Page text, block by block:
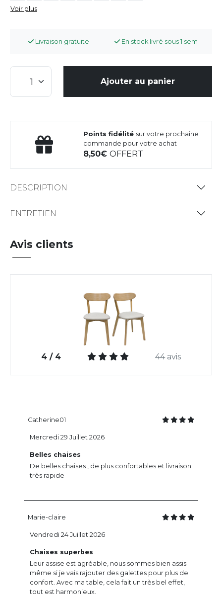
Voir plus
Livraison gratuite En stock livré sous 1 sem
Ajouter au panier
Points fidélité sur votre prochaine
commande pour votre achat
8,50OFFERT
DESCRIPTION
ENTRETIEN
Avis clients
4 / 4 44 avis
Catherine01
Belles chaises
De belles chaises , de plus confortables et livraison
très rapide
Mercredi 29 Juillet 2026
Marie-claire
Chaises superbes
Leur assise est agréable, nous sommes bien assis
même si je vais rajouter des galettes pour plus de
confort. Avec ma table, cela fait un très bel effet,
tout est harmonieux.
Vendredi 24 Juillet 2026